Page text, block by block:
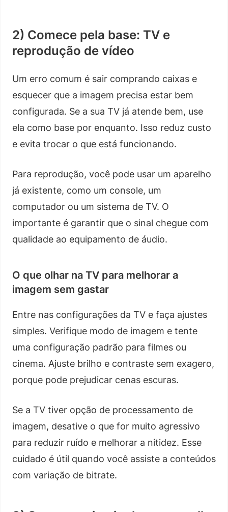
2) Comece pela base: TV e
reprodução de vídeo
Um erro comum é sair comprando caixas e
esquecer que a imagem precisa estar bem
configurada. Se a sua TV já atende bem, use
ela como base por enquanto. Isso reduz custo
e evita trocar o que está funcionando.
Para reprodução, você pode usar um aparelho
já existente, como um console, um
computador ou um sistema de TV. O
importante é garantir que o sinal chegue com
qualidade ao equipamento de áudio.
O que olhar na TV para melhorar a
imagem sem gastar
Entre nas configurações da TV e faça ajustes
simples. Verifique modo de imagem e tente
uma configuração padrão para filmes ou
cinema. Ajuste brilho e contraste sem exagero,
porque pode prejudicar cenas escuras.
Se a TV tiver opção de processamento de
imagem, desative o que for muito agressivo
para reduzir ruído e melhorar a nitidez. Esse
cuidado é útil quando você assiste a conteúdos
com variação de bitrate.